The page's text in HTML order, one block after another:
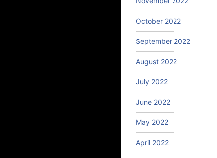
October 2022
September 2022
August 2022
July 2022
June 2022
May 2022
April 2022